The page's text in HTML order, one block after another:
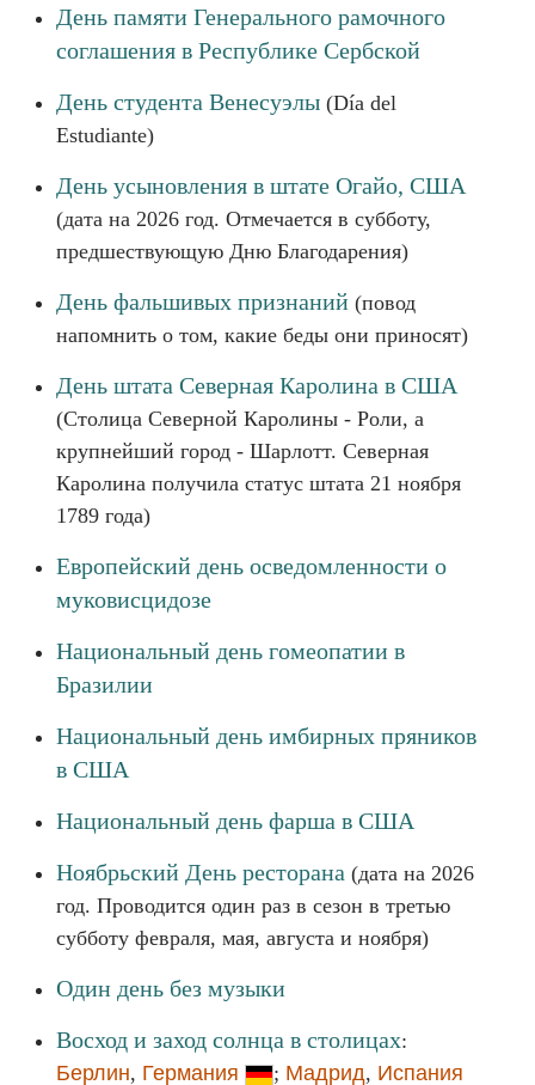
День памяти Генерального рамочного
соглашения в Республике Сербской
День студента Венесуэлы (Día del
Estudiante)
День усыновления в штате Огайо, США
(дата на 2026 год. Отмечается в субботу,
предшествующую Дню Благодарения)
День фальшивых признаний (повод
напомнить о том, какие беды они приносят)
День штата Северная Каролина в США
(Столица Северной Каролины - Роли, а
крупнейший город - Шарлотт. Северная
Каролина получила статус штата 21 ноября
1789 года)
Европейский день осведомленности о
муковисцидозе
Национальный день гомеопатии в
Бразилии
Национальный день имбирных пряников
в США
Национальный день фарша в США
Ноябрьский День ресторана (дата на 2026
год. Проводится один раз в сезон в третью
субботу февраля, мая, августа и ноября)
Один день без музыки
Восход и заход солнца в столицах:
Берлин, Германия ; Мадрид, Испания